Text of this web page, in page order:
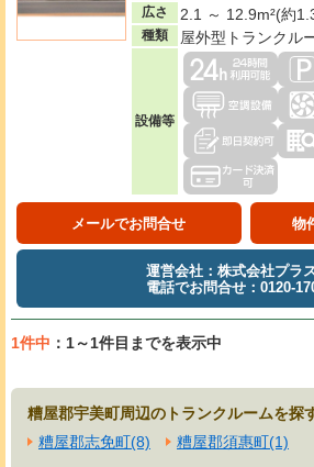
広さ 2.1 ～ 12.9m²(約
種類 屋外型トランクル
設備等
メールでお問合せ 物
運営会社：株式会社プラ
電話でお問合せ：0120-
1件中 ：1～1件目までを表示中
糟屋郡宇美町周辺のトランクルームを探
糟屋郡志免町(8)
糟屋郡須惠町(1)